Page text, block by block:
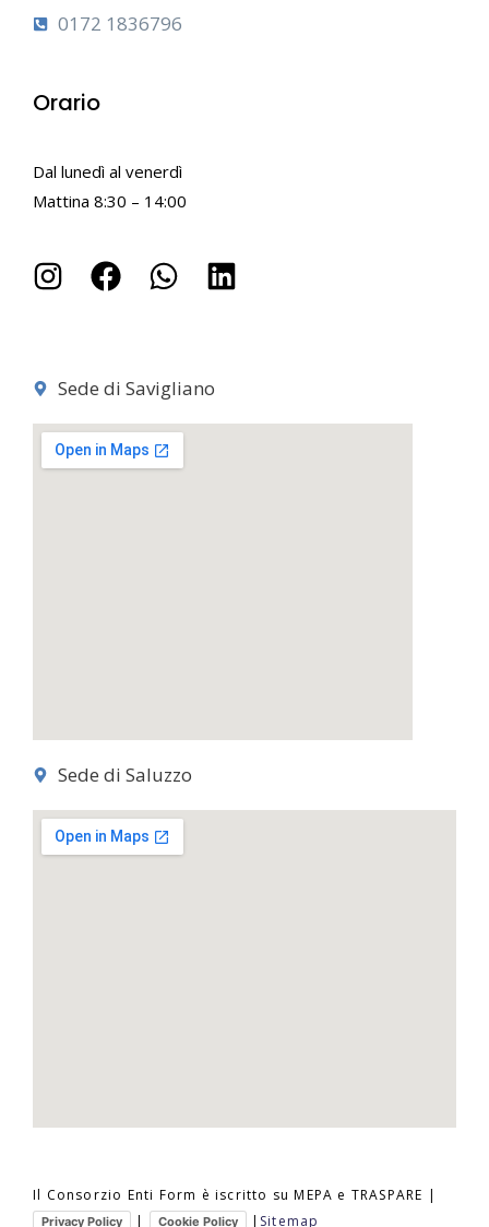
0172 1836796
Orario
Dal lunedì al venerdì
Mattina 8:30 – 14:00
Sede di Savigliano
Sede di Saluzzo
Il Consorzio Enti Form è iscritto su MEPA e TRASPARE |
Privacy Policy | Cookie Policy | Sitemap